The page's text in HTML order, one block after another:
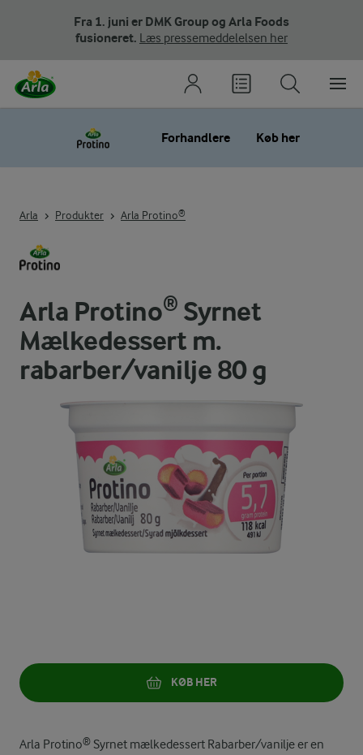
Fra 1. juni er DMK Group og Arla Foods
fusioneret. Læs pressemeddelelsen her
Forhandlere Køb her
Arla Produkter Arla Protino®
Arla Protino® Syrnet
Mælkedessert m.
rabarber/vanilje 80 g
KØB HER
Arla Protino® Syrnet mælkedessert Rabarber/vanilje er en